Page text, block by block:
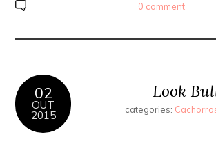
0 comment
02
OUT
2015
Look
categories: